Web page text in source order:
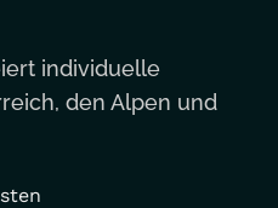
individuelle
den Alpen und